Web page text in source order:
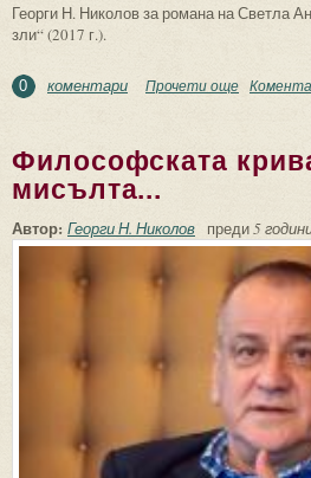
Георги Н. Николов за романа на Светла
зли“ (2017 г.).
0 коментари Прочети още about А
Философската
мисълта...
Автор: Георги Н. Николов преди5